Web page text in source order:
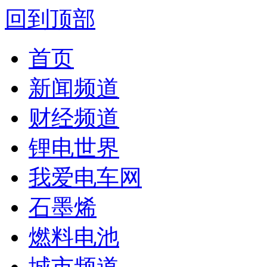
回到顶部
首页
新闻频道
财经频道
锂电世界
我爱电车网
石墨烯
燃料电池